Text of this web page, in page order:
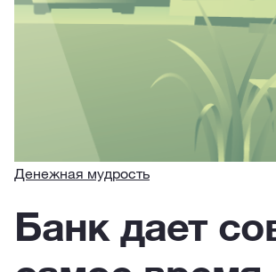
Денежная мудрость
Банк дает